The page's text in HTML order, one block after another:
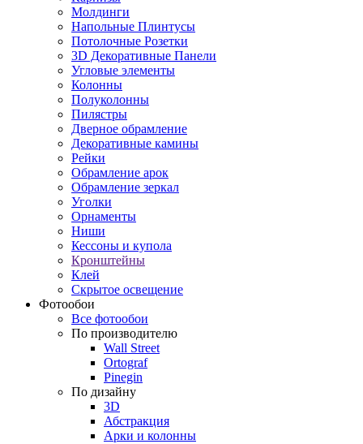
Молдинги
Напольные Плинтусы
Потолочные Розетки
3D Декоративные Панели
Угловые элементы
Колонны
Полуколонны
Пилястры
Дверное обрамление
Декоративные камины
Рейки
Обрамление арок
Обрамление зеркал
Уголки
Орнаменты
Ниши
Кессоны и купола
Кронштейны
Клей
Скрытое освещение
Фотообои
Все фотообои
По производителю
Wall Street
Ortograf
Pinegin
По дизайну
3D
Абстракция
Арки и колонны